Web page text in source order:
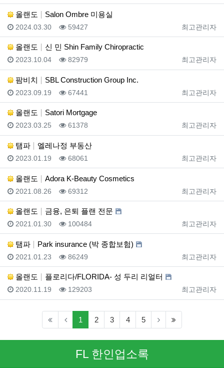
올랜도 Salon Ombre 미용실
등록자
최고관리자
등록일
2024.03.30 조회
59427
올랜도 신 민 Shin Family Chiropractic
등록자
최고관리자
등록일
2023.10.04 조회
82979
팜비치 SBL Construction Group Inc.
등록자
최고관리자
등록일
2023.09.19 조회
67441
올랜도 Satori Mortgage
등록자
최고관리자
등록일
2023.03.25 조회
61378
탬파 엘레나정 부동산
등록자
최고관리자
등록일
2023.01.19 조회
68061
올랜도 Adora K-Beauty Cosmetics
등록자
최고관리자
등록일
2021.08.26 조회
69312
올랜도 금융, 은퇴 플랜 전문
등록자
최고관리자
등록일
2021.01.30 조회
100484
탬파 Park insurance (박 종합보험)
등록자
최고관리자
등록일
2021.01.23 조회
86249
올랜도 플로리다/FLORIDA- 성 두리 리얼터
등록자
최고관리자
등록일
2020.11.19 조회
129203
1 (current)
2 3 4 5
FL 한인업소록